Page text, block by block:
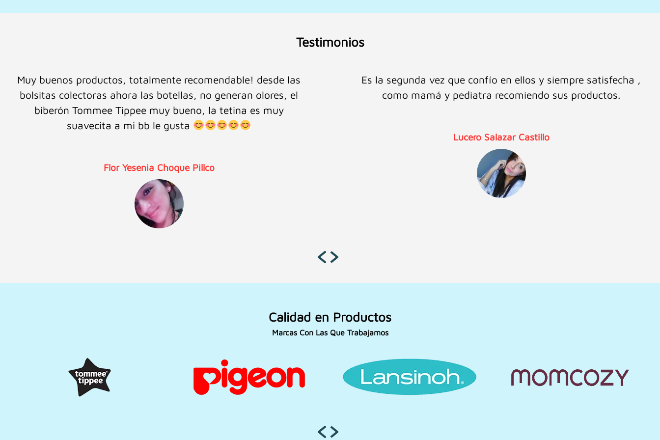
Testimonios
Es la segunda vez que hago una compra en Cuidado del Bebé!
Super feliz con su servicio, me encanta la paciencia con la que
te atienden, súper atentos y dispuestos a resolver tus dudas.
La calidad de sus productos es excelente. Gracias Cuidado del
Laly Rivera
Buena atención puntual y rápida. Buenos productos y buena
asesoría y orientación, por ello los recomiendo!
Mar Gome
Calidad en Productos
Marcas Con Las Que Trabajamos